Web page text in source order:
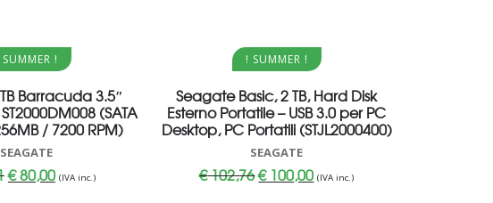
al carrello
SUMMER !
Barracuda 3.5″
(SATA
/ 7200 RPM)
SEAGATE
Il
prezzo
€80,00Il
prezzo
(IVA inc.)
Aggiungi al carrello
! SUMMER !
Seagate Basic, 2 TB, Hard Disk
Esterno Portatile – USB 3.0 per PC
Desktop, PC Portatili (STJL2000400)
SEAGATE
€102,76Il
prezzo
€100,00Il
prezzo
(IVA inc.)